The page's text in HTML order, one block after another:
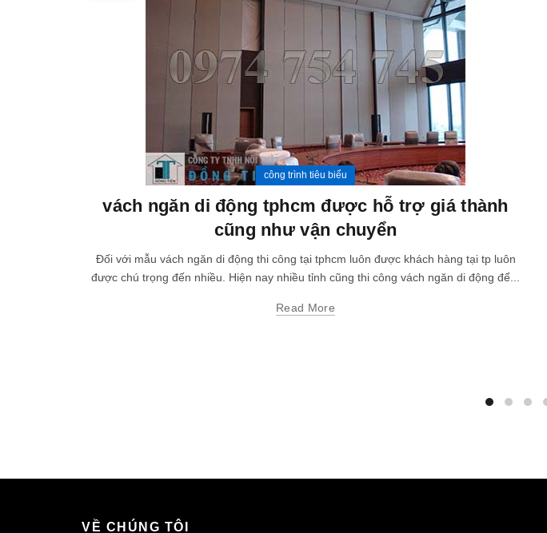
công trình tiêu biểu
vách ngăn di động tphcm được hỗ trợ giá thành
cũng như vận chuyển
Đối với mẫu vách ngăn di động thi công tại tphcm luôn được khách hàng tại tp luôn
được chú trọng đến nhiều. Hiện nay nhiều tỉnh cũng thi công vách ngăn di động để...
Read More
VỀ CHÚNG TÔI